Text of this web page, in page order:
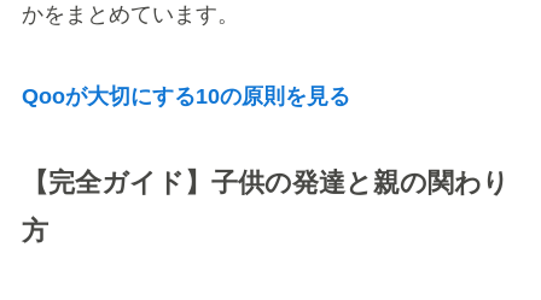
かをまとめています。
Qooが大切にする10の原則を見る
【完全ガイド】子供の発達と親の関わり
方